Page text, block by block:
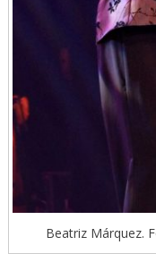
Beatriz Márquez.